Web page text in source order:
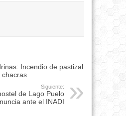
Incendio de pastizal
chacras
Siguiente:
de Lago Puelo
ante el INADI